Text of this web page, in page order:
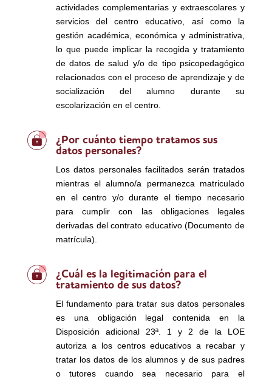
actividades complementarias y extraescolares y
servicios del centro educativo, así como la
gestión académica, económica y administrativa,
lo que puede implicar la recogida y tratamiento
de datos de salud y/o de tipo psicopedagógico
relacionados con el proceso de aprendizaje y de
socialización del alumno durante su
escolarización en el centro.
¿Por cuánto tiempo tratamos sus
datos personales?
Los datos personales facilitados serán tratados
mientras el alumno/a permanezca matriculado
en el centro y/o durante el tiempo necesario
para cumplir con las obligaciones legales
derivadas del contrato educativo (Documento de
matrícula).
¿Cuál es la legitimación para el
tratamiento de sus datos?
El fundamento para tratar sus datos personales
es una obligación legal contenida en la
Disposición adicional 23ª. 1 y 2 de la LOE
autoriza a los centros educativos a recabar y
tratar los datos de los alumnos y de sus padres
o tutores cuando sea necesario para el